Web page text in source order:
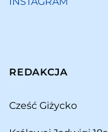
REDAKCJA
Cześć Giżycko